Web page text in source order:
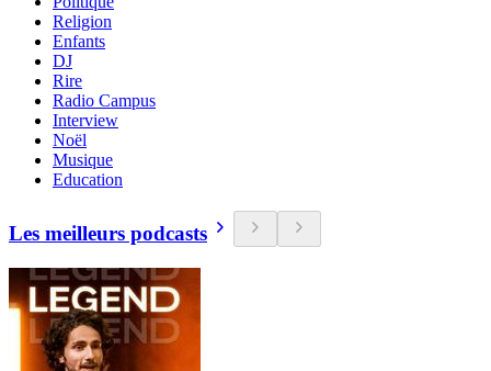
Religion
Enfants
DJ
Rire
Radio Campus
Interview
Noël
Musique
Education
Les meilleurs podcasts